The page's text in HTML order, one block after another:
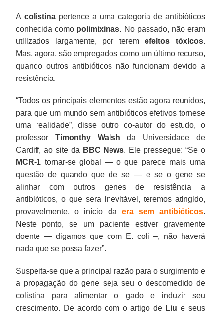
A colistina pertence a uma categoria de antibióticos
conhecida como polimixinas. No passado, não eram
utilizados largamente, por teremefeitos tóxicos.
Mas, agora, são empregados como um último recurso,
quando outros antibióticos não funcionam devido a
resistência.
“Todos os principais elementos estão agora reunidos,
para que um mundo sem antibióticos efetivos tornese
uma realidade”, disse outro co-autor do estudo, o
professorTimonthy Walsh da Universidade de
Cardiff, ao site da BBC News. Ele pressegue: “Se o
MCR-1 tornar-se global — o que parece mais uma
questão de quando que de se — e se o gene se
alinhar com outros genes de resistência a
antibióticos, o que sera inevitável, teremos atingido,
provavelmente, o início da era sem antibióticos.
Neste ponto, se um paciente estiver gravemente
doente — digamos que com E. coli –, não haverá
nada que se possa fazer”.
Suspeita-se que a principal razão para o surgimento e
a propagação do gene seja seu o descomedido de
colistina para alimentar o gado e induzir seu
crescimento. De acordo com o artigo de Liu e seus